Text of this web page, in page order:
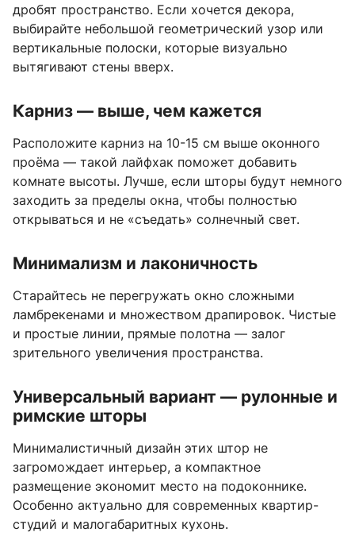
дробят пространство. Если хочется декора,
выбирайте небольшой геометрический узор или
вертикальные полоски, которые визуально
вытягивают стены вверх.
Карниз — выше, чем кажется
Расположите карниз на 10-15 см выше оконного
проёма — такой лайфхак поможет добавить
комнате высоты. Лучше, если шторы будут немного
заходить за пределы окна, чтобы полностью
открываться и не «съедать» солнечный свет.
Минимализм и лаконичность
Старайтесь не перегружать окно сложными
ламбрекенами и множеством драпировок. Чистые
и простые линии, прямые полотна — залог
зрительного увеличения пространства.
Универсальный вариант — рулонные и
римские шторы
Минималистичный дизайн этих штор не
загромождает интерьер, а компактное
размещение экономит место на подоконнике.
Особенно актуально для современных квартир-
студий и малогабаритных кухонь.